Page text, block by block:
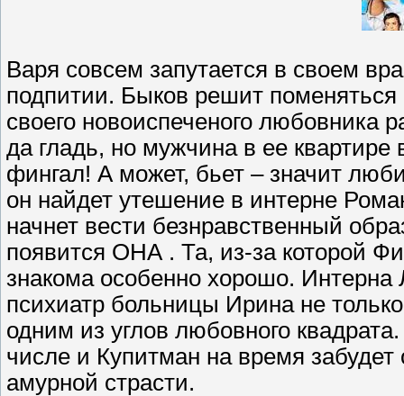
Варя совсем запутается в своем
подпитии. Быков решит поменяться
своего новоиспеченого
да гладь, но мужчина в ее квартире
фингал! А может, бьет – значит
он найдет утешение в интерне
начнет вести безнравственный
появится ОНА . Та, из-за которой
знакома особенно хорошо.
психиатр больницы Ирина не
одним из углов любовного
числе и Купитман на время забудет
амурной страсти.